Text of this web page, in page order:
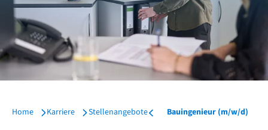
Home Karriere Stellenangebote Bauingenieur (m/w/d)